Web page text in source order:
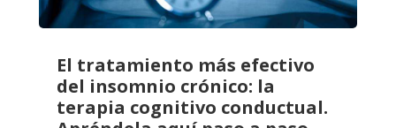
El tratamiento más efectivo
del insomnio crónico: la
terapia cognitivo conductual.